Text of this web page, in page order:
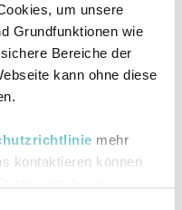
um unsere
Grundfunktionen wie
Bereiche der
kann ohne diese
mehr
kontaktieren können